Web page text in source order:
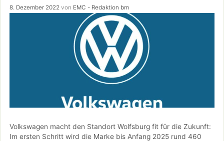
8. Dezember 2022 von EMC - Redaktion bm
Volkswagen macht den Standort Wolfsburg fit für die Zukunft:
Im ersten Schritt wird die Marke bis Anfang 2025 rund 460